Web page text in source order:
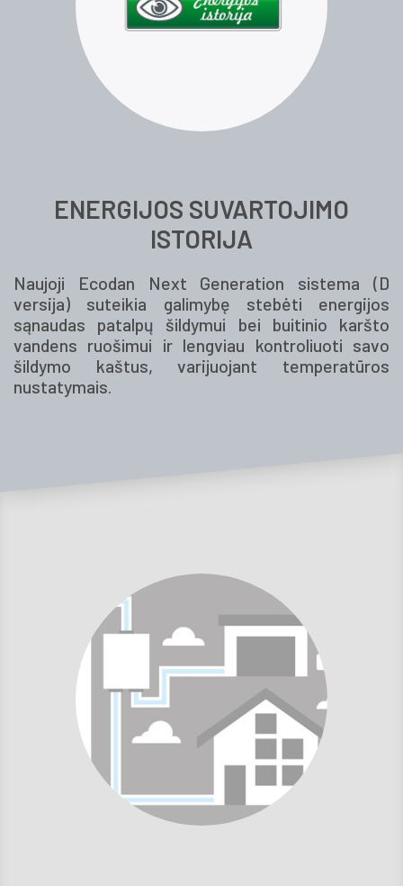
ENERGIJOS SUVARTOJIMO
ISTORIJA
Naujoji Ecodan Next Generation sistema (D
versija) suteikia galimybę stebėti energijos
sąnaudas patalpų šildymui bei buitinio karšto
vandens ruošimui ir lengviau kontroliuoti savo
šildymo kaštus, varijuojant temperatūros
nustatymais.